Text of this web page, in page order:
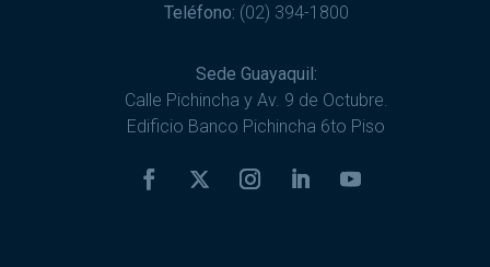
Teléfono: (02) 394-1800
Sede Guayaquil:
Calle Pichincha y Av. 9 de Octubre.
Edificio Banco Pichincha 6to Piso